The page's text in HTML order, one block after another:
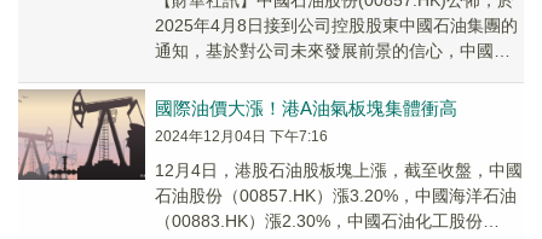
2025年4月8日接到公司控股股東中國石油集團的
通知，基於對公司未來發展前景的信心，中國石
國際油價大漲！港A油氣板塊集體衝高
2024年12月04日 下午7:16
12月4日，港股石油股板塊上漲，截至收盤，中國
石油股份（00857.HK）漲3.20%，中國海洋石油
（00883.HK）漲2.30%，中國石油化工股份